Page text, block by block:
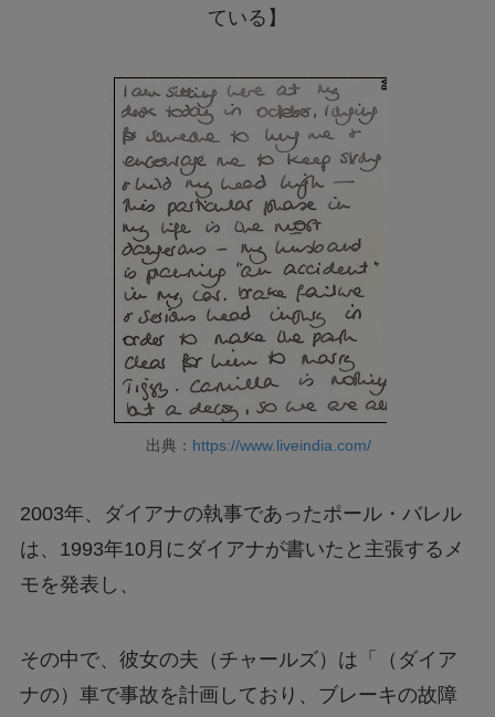
ている】
出典： https://www.liveindia.com/
2003年、ダイアナの執事であったポール・バレル
は、1993年10月にダイアナが書いたと主張するメ
モを発表し、
その中で、彼女の夫（チャールズ）は「（ダイア
ナの）車で事故を計画しており、ブレーキの故障